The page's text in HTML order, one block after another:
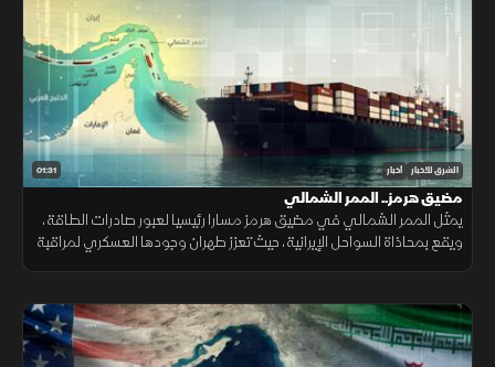
01:31 الشرق للأخبار أخبار
مضيق هرمز.. الممر الشمالي
يمثل الممر الشمالي في مضيق هرمز مسارا رئيسيا لعبور صادرات الطاقة،
ويقع بمحاذاة السواحل الإيرانية، حيث تعزز طهران وجودها العسكري لمراقبة